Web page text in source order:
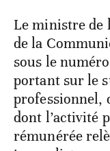
Le ministre de
de la
sous le
portant sur le
professionnel,
dont l’activité
rémunérée